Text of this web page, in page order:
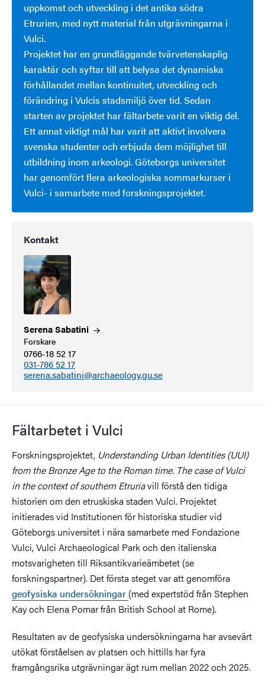
uppkomst och utveckling i det antika södra
Etrurien, med nytt material från utgrävningarna i
Vulci.
Projektet har en grundläggande tvärvetenskaplig
karaktär och syftar till att belysa det dynamiska
förhållandet mellan kontinuitet, utveckling och
förändring i Vulcis stadsmiljö över tid. Sedan
starten av projektet har fältarbete varit en viktig del.
Ett annat viktigt mål har varit att aktivt involvera
svenska studenter och erbjuda dem möjlighet till
utbildning inom arkeologi. Göteborgs universitet
har genomfört flera arkeologiska sommarkurser i
Vulci- i samarbete med forskningsprojektet.
Kontakt
SerenaSabatini
Forskare
0766-18 52 17
031-786 52 17
serena.sabatini@archaeology.gu.se
Fältarbetet i Vulci
Forskningsprojektet, Understanding Urban Identities (UUI)
from the Bronze Age to the Roman time. The case of Vulci
in the context of southern Etruriavill förstå den tidiga
historien om den etruskiska staden Vulci. Projektet
initierades vid Institutionen för historiska studier vid
Göteborgs universitet i nära samarbete med Fondazione
Vulci, Vulci Archaeological Park och den italienska
motsvarigheten till Riksantikvarieämbetet (se
forskningspartner). Det första steget var att genomföra
geofysiska undersökningar (med expertstöd från Stephen
Kay och Elena Pomar från British School at Rome).
Resultaten av de geofysiska undersökningarna har avsevärt
utökat förståelsen av platsen och hittills har fyra
framgångsrika utgrävningar ägt rum mellan 2022 och 2025.